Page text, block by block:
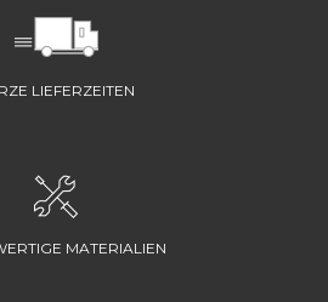
LIEFERZEITEN
MATERIALIEN